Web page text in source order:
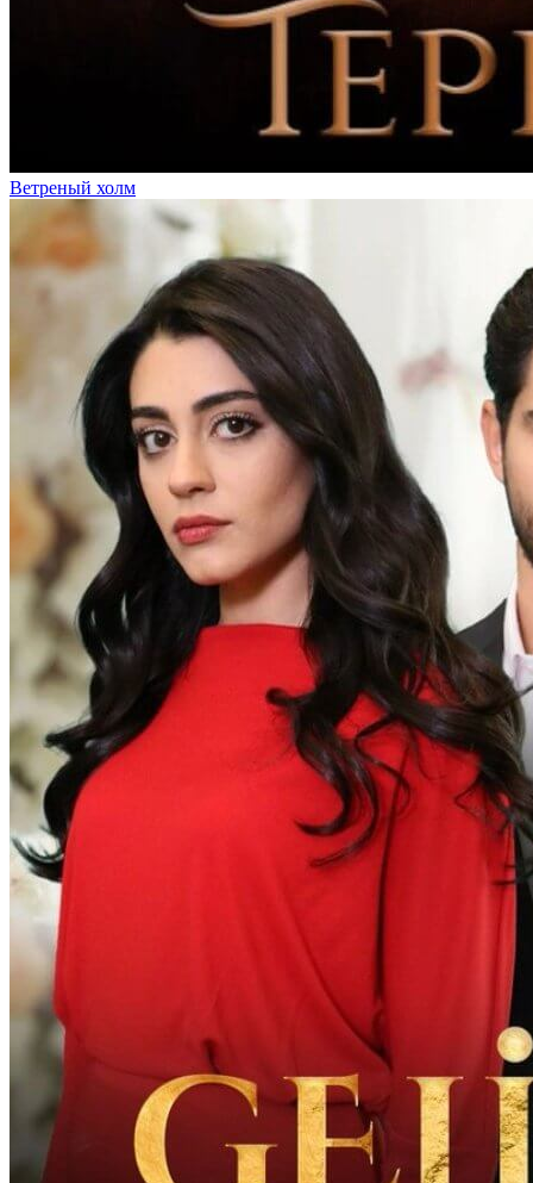
Ветреный холм